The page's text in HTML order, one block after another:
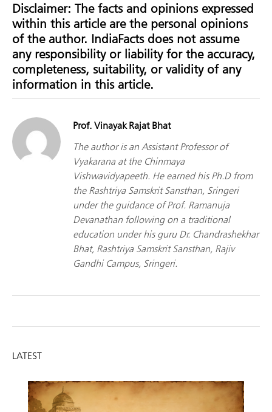
Disclaimer: The facts and opinions expressed
within this article are the personal opinions
of the author. IndiaFacts does not assume
any responsibility or liability for the accuracy,
completeness, suitability, or validity of any
information in this article.
Prof. Vinayak Rajat Bhat
The author is an Assistant Professor of
Vyakarana at the Chinmaya
Vishwavidyapeeth. He earned his Ph.D from
the Rashtriya Samskrit Sansthan, Sringeri
under the guidance of Prof. Ramanuja
Devanathan following on a traditional
education under his guru Dr. Chandrashekhar
Bhat, Rashtriya Samskrit Sansthan, Rajiv
Gandhi Campus, Sringeri.
LATEST